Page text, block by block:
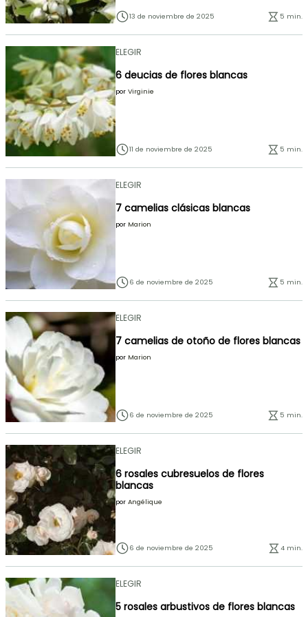
13 de noviembre de 2025 5 min.
ELEGIR
6 deucias de flores blancas
por Virginie
11 de noviembre de 2025 5 min.
ELEGIR
7 camelias clásicas blancas
por Marion
6 de noviembre de 2025 5 min.
ELEGIR
7 camelias de otoño de flores blancas
por Marion
6 de noviembre de 2025 5 min.
ELEGIR
6 rosales cubresuelos de flores
blancas
por Angélique
6 de noviembre de 2025 4 min.
ELEGIR
5 rosales arbustivos de flores blancas